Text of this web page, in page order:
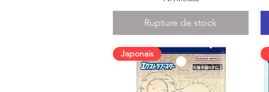
Rupture de stock
Japonais